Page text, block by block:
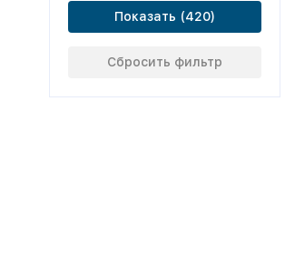
Показать
Сбросить фильтр